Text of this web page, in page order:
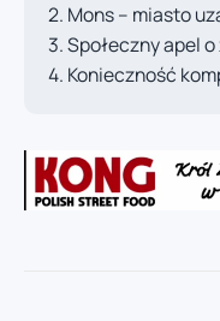
Mons – miasto
Społeczny apel
Konieczność